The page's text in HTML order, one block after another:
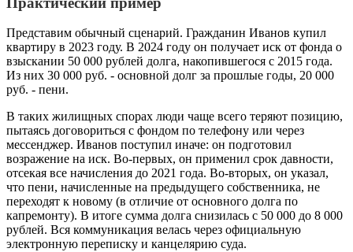
Представим обычный сценарий. Гражданин Иванов купил
квартиру в 2023 году. В 2024 году он получает иск от фонда о
взыскании 50 000 рублей долга, накопившегося с 2015 года.
Из них 30 000 руб. - основной долг за прошлые годы, 20 000
руб. - пени.
В таких жилищных спорах люди чаще всего теряют позицию,
пытаясь договориться с фондом по телефону или через
мессенджер. Иванов поступил иначе: он подготовил
возражение на иск. Во-первых, он применил срок давности,
отсекая все начисления до 2021 года. Во-вторых, он указал,
что пени, начисленные на предыдущего собственника, не
переходят к новому (в отличие от основного долга по
капремонту). В итоге сумма долга снизилась с 50 000 до 8 000
рублей. Вся коммуникация велась через официальную
электронную переписку и канцелярию суда.